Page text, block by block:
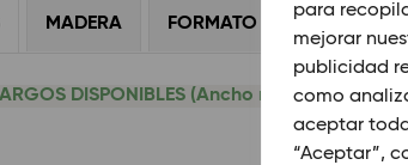
para
mejorar
publicidad
como
aceptar
“Aceptar”,
MADERA FORMATO TÉCNICO
DISPONIBLES (Ancho mm x Largo mm)